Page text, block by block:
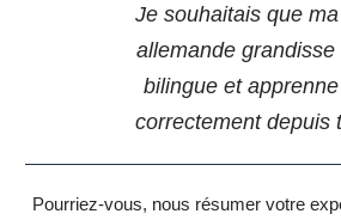
Je souhaitais que
allemande
bilingue et apprenne
correctement depuis
Pourriez-vous, nous résumer votre